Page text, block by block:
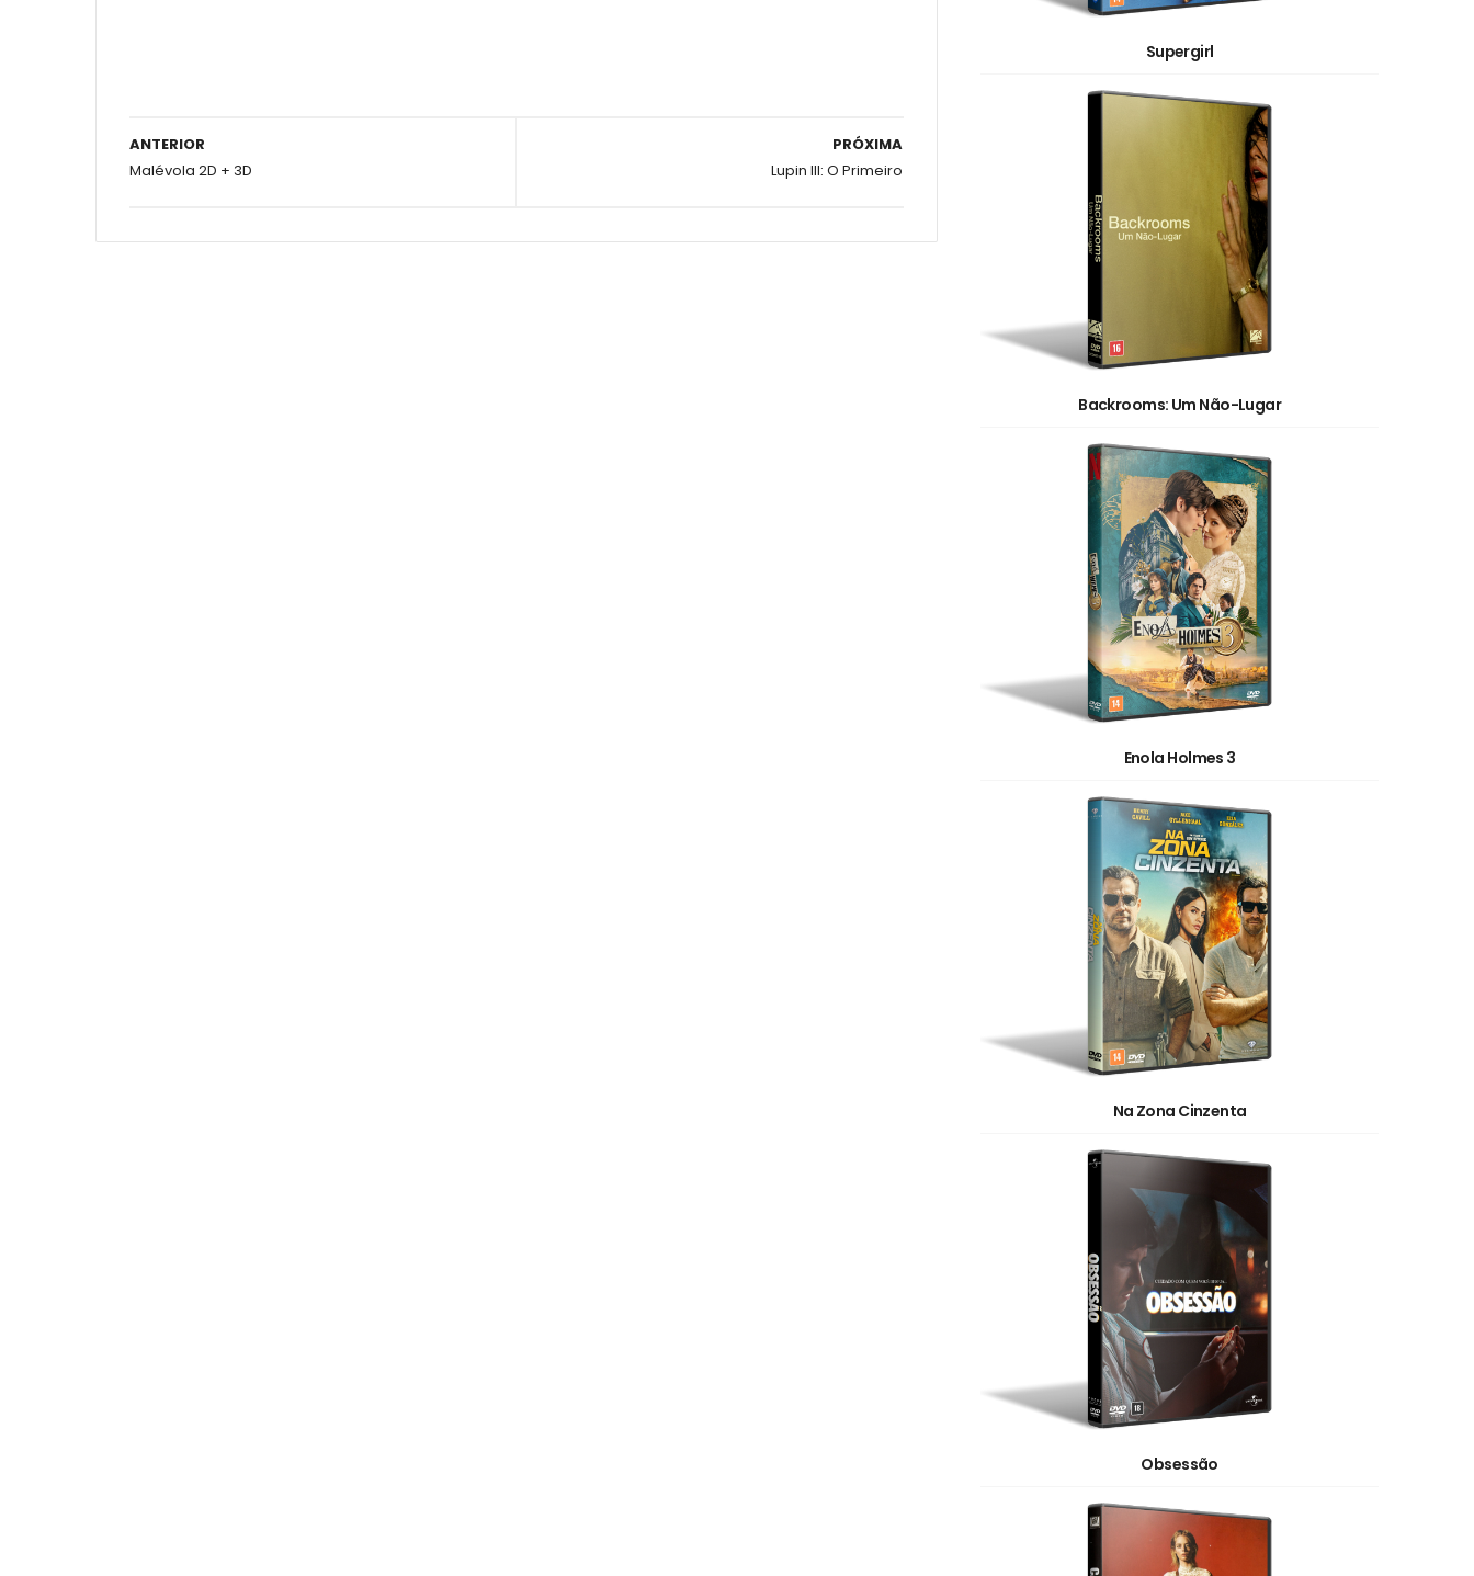
PRÓXIMA
Lupin III: O Primeiro
ANTERIOR
Malévola 2D + 3D
Supergirl
Backrooms: Um Não-Lugar
Enola Holmes 3
Na Zona Cinzenta
Obsessão